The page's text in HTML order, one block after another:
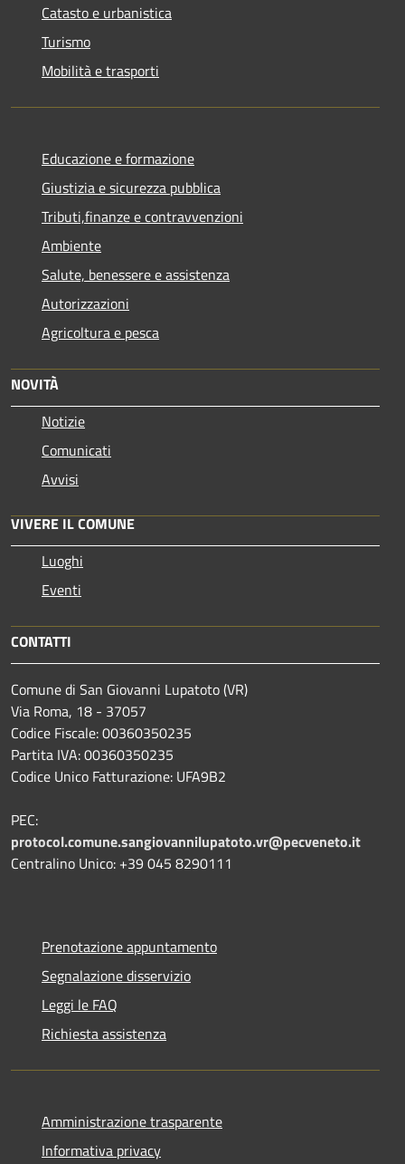
Catasto e urbanistica
Turismo
Mobilità e trasporti
Educazione e formazione
Giustizia e sicurezza pubblica
Tributi,finanze e contravvenzioni
Ambiente
Salute, benessere e assistenza
Autorizzazioni
Agricoltura e pesca
NOVITÀ
Notizie
Comunicati
Avvisi
VIVERE IL COMUNE
Luoghi
Eventi
CONTATTI
Comune di San Giovanni Lupatoto (VR)
Via Roma, 18 - 37057
Codice Fiscale: 00360350235
Partita IVA: 00360350235
Codice Unico Fatturazione: UFA9B2
PEC:
protocol.comune.sangiovannilupatoto.vr@pecveneto.it
Centralino Unico: +39 045 8290111
Prenotazione appuntamento
Segnalazione disservizio
Leggi le FAQ
Richiesta assistenza
Amministrazione trasparente
Informativa privacy